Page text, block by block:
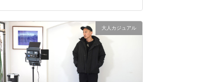
大人カジュアル